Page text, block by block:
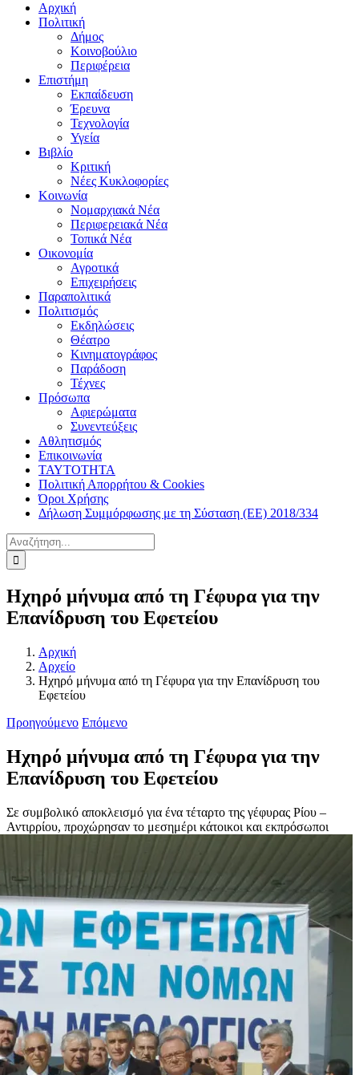
Αρχική
Πολιτική
Δήμος
Κοινοβούλιο
Περιφέρεια
Επιστήμη
Εκπαίδευση
Έρευνα
Τεχνολογία
Υγεία
Βιβλίο
Κριτική
Νέες Κυκλοφορίες
Κοινωνία
Νομαρχιακά Νέα
Περιφερειακά Νέα
Τοπικά Νέα
Οικονομία
Αγροτικά
Επιχειρήσεις
Παραπολιτικά
Πολιτισμός
Εκδηλώσεις
Θέατρο
Κινηματογράφος
Παράδοση
Τέχνες
Πρόσωπα
Αφιερώματα
Συνεντεύξεις
Αθλητισμός
Επικοινωνία
ΤΑΥΤΟΤΗΤΑ
Πολιτική Απορρήτου & Cookies
Όροι Χρήσης
Δήλωση Συμμόρφωσης με τη Σύσταση (ΕΕ) 2018/334
Αναζήτηση
για:
Ηχηρό μήνυμα από τη Γέφυρα για την
Επανίδρυση του Εφετείου
Αρχική
Αρχείο
Ηχηρό μήνυμα από τη Γέφυρα για την Επανίδρυση του
Εφετείου
Προηγούμενο Επόμενο
Ηχηρό μήνυμα από τη Γέφυρα για την
Επανίδρυση του Εφετείου
Σε συμβολικό αποκλεισμό για ένα τέταρτο της γέφυρας Ρίου –
Αντιρρίου, προχώρησαν το μεσημέρι κάτοικοι και εκπρόσωποι